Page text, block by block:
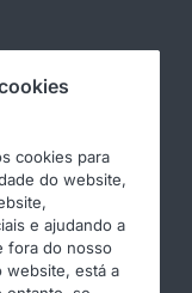
cookies para
do website,
e ajudando a
fora do nosso
website, está a